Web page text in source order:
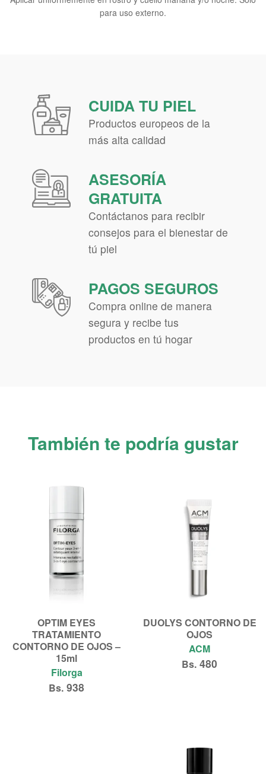
para uso externo.
CUIDA TU PIEL
Productos europeos de la
más alta calidad
ASESORÍA
GRATUITA
Contáctanos para recibir
consejos para el bienestar de
tú piel
PAGOS SEGUROS
Compra online de manera
segura y recibe tus
productos en tú hogar
También te podría gustar
OPTIM EYES
TRATAMIENTO
CONTORNO DE OJOS –
15ml
Filorga
Bs. 938
DUOLYS CONTORNO DE
OJOS
ACM
Bs. 480